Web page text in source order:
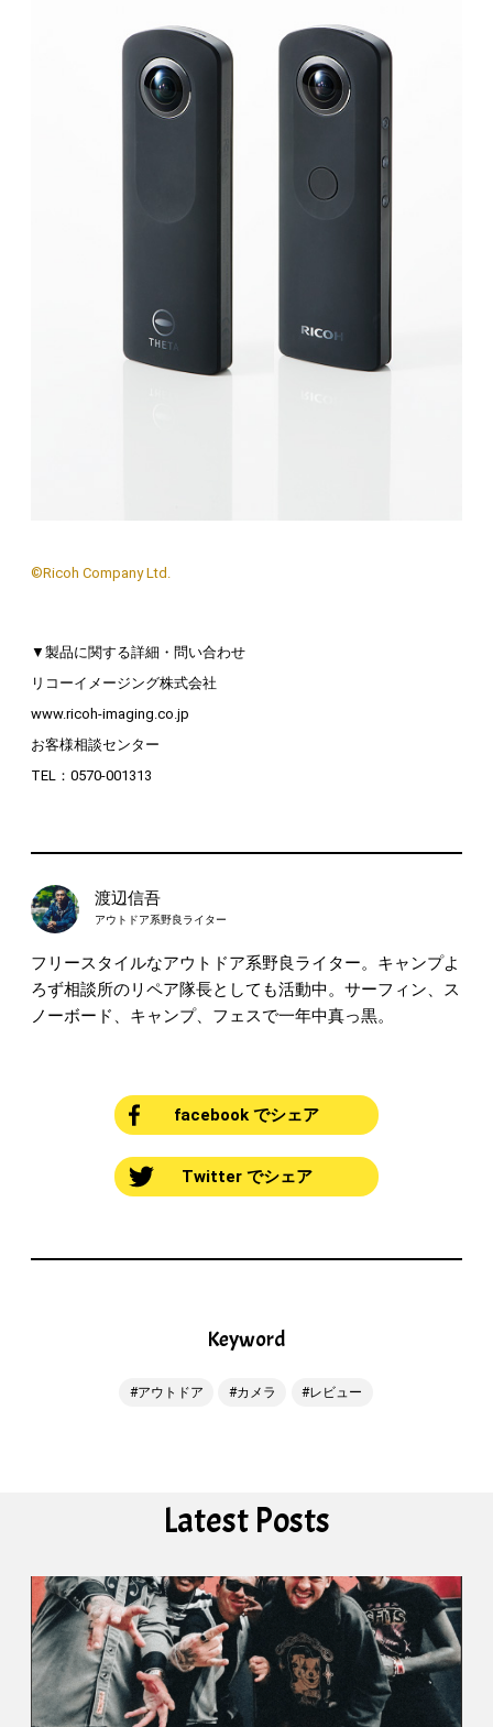
©Ricoh Company Ltd.
▼製品に関する詳細・問い合わせ
リコーイメージング株式会社
www.ricoh-imaging.co.jp
お客様相談センター
TEL：0570-001313
渡辺信吾
アウトドア系野良ライター
フリースタイルなアウトドア系野良ライター。キャンプよ
ろず相談所のリペア隊長としても活動中。サーフィン、ス
ノーボード、キャンプ、フェスで一年中真っ黒。
facebook でシェア
Twitter でシェア
Keyword
アウトドア カメラ レビュー
Latest Posts